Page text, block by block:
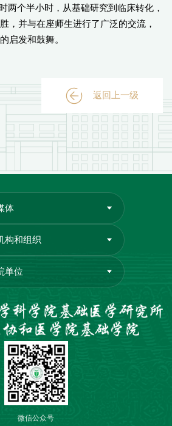
两个半小时，从基础研究到临床转化，
，并与在座师生进行了广泛的交流，
启发和鼓舞。
返回上一级
体
构和组织
单位
微信公众号